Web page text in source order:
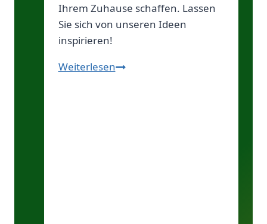
Ihrem Zuhause schaffen. Lassen
Sie sich von unseren Ideen
inspirieren!
WeiterlesenCoole